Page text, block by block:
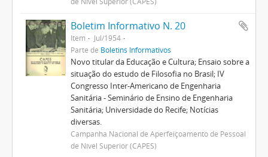
Boletim Informativo N. 20
Item
Jul/1954
Parte de Boletins Informativos
Novo titular da Educação e Cultura; Ensaio sobre a
situação do estudo de Filosofia no Brasil; IV
Congresso Inter-Americano de Engenharia
Sanitária - Seminário de Ensino de Engenharia
Sanitária; Universidade do Recife; Notícias
diversas.
Campanha Nacional de Aperfeiçoamento de Pessoal
de Nível Superior (CAPES)